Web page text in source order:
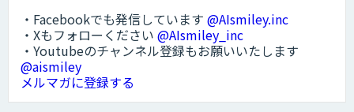
・Facebookでも発信しています @AIsmiley.inc
・Xもフォローください @AIsmiley_inc
・Youtubeのチャンネル登録もお願いいたします
@aismiley
メルマガに登録する